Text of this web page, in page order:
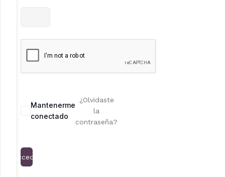
Mantenerme
conectado
¿Olvidaste
la
contraseña?
Acceder